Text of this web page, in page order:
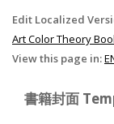
Edit Localized
Art Color Theory
View this page in:
書籍封面